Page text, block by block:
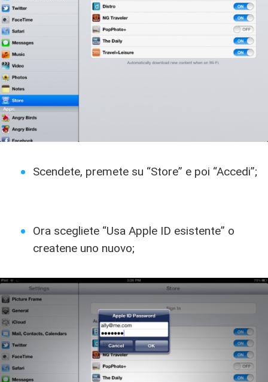
Scendete, premete su “Store” e poi “Accedi”;
Ora scegliete “Usa Apple ID esistente” o
createne uno nuovo;